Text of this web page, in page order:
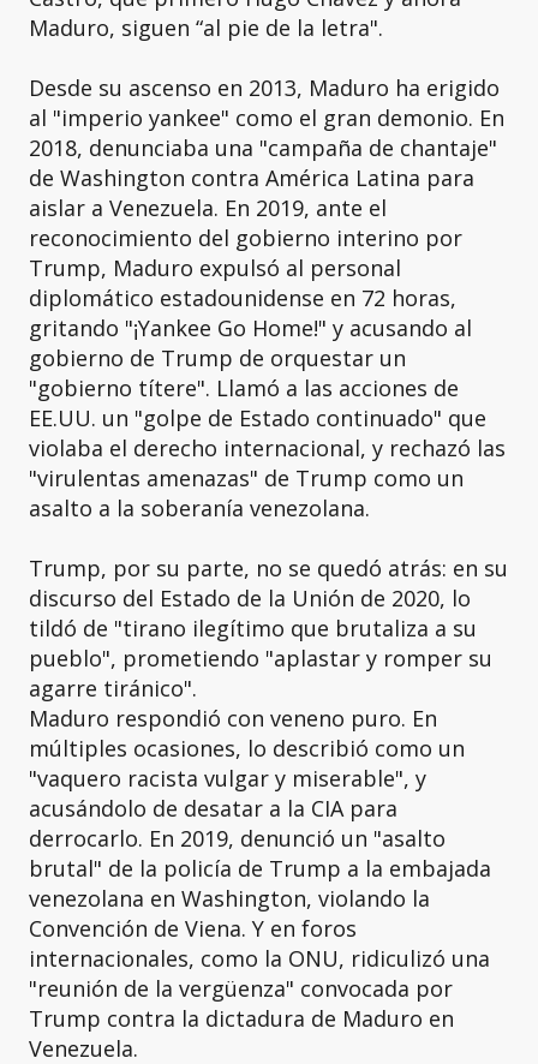
Maduro, siguen “al pie de la letra".
Desde su ascenso en 2013, Maduro ha erigido
al "imperio yankee" como el gran demonio. En
2018, denunciaba una "campaña de chantaje"
de Washington contra América Latina para
aislar a Venezuela. En 2019, ante el
reconocimiento del gobierno interino por
Trump, Maduro expulsó al personal
diplomático estadounidense en 72 horas,
gritando "¡Yankee Go Home!" y acusando al
gobierno de Trump de orquestar un
"gobierno títere". Llamó a las acciones de
EE.UU. un "golpe de Estado continuado" que
violaba el derecho internacional, y rechazó las
"virulentas amenazas" de Trump como un
asalto a la soberanía venezolana.
Trump, por su parte, no se quedó atrás: en su
discurso del Estado de la Unión de 2020, lo
tildó de "tirano ilegítimo que brutaliza a su
pueblo", prometiendo "aplastar y romper su
agarre tiránico".
Maduro respondió con veneno puro. En
múltiples ocasiones, lo describió como un
"vaquero racista vulgar y miserable", y
acusándolo de desatar a la CIA para
derrocarlo. En 2019, denunció un "asalto
brutal" de la policía de Trump a la embajada
venezolana en Washington, violando la
Convención de Viena. Y en foros
internacionales, como la ONU, ridiculizó una
"reunión de la vergüenza" convocada por
Trump contra la dictadura de Maduro en
Venezuela.